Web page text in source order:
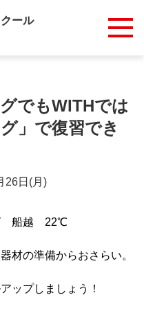
ール
でもWITHでは
」で復習でき
26日(月)
船越 22℃
材の準備からおさらい。
ップしましょう！